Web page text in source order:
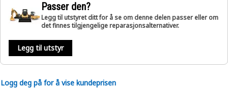
Passer den?
Legg til utstyret ditt for å se om denne delen passer eller om
det finnes tilgjengelige reparasjonsalternativer.
Legg til utstyr
Logg deg på for å vise kundeprisen